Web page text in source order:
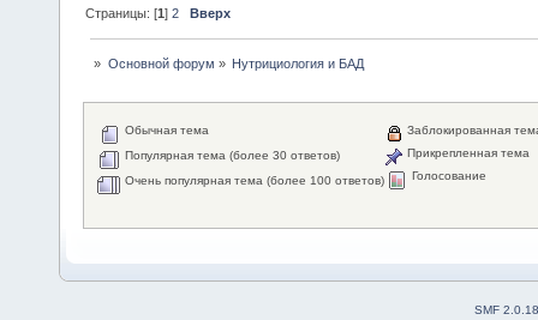
Страницы: [1]2 Вверх
» Основной форум » Нутрициология и БАД
Обычная тема
Популярная тема (более 30 ответов)
Очень популярная тема (более 100 ответов)
Заблокированная
Прикрепленная тема
Голосование
SMF 2.0.18